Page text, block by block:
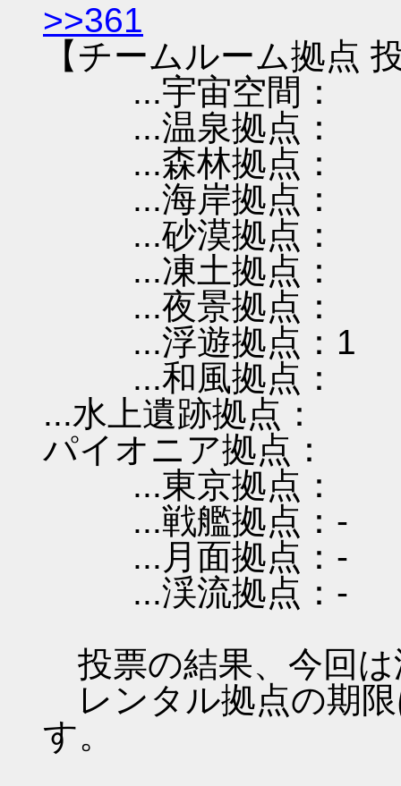
>>361
【チームルーム拠点
...宇宙空間：
...温泉拠点：
...森林拠点：
...海岸拠点：
...砂漠拠点：
...凍土拠点：
...夜景拠点：
...浮遊拠点：1
...和風拠点：
...水上遺跡拠点：
パイオニア拠点：
...東京拠点：
...戦艦拠点：-
...月面拠点：-
...渓流拠点：-
投票の結果、今回
レンタル拠点の期
す。